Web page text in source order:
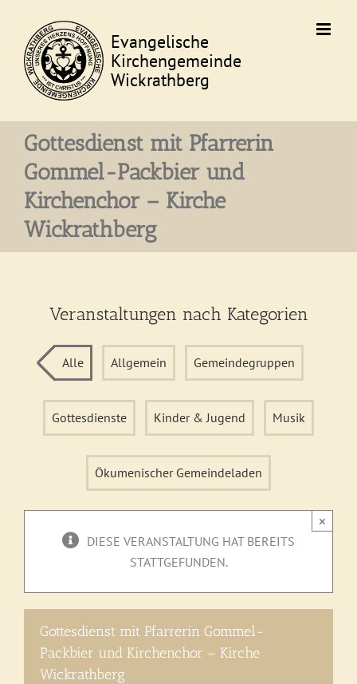
content
Gottesdienst mit Pfarrerin
Gommel-Packbier und
Kirchenchor – Kirche
Wickrathberg
Veranstaltungen nach Kategorien
Alle Allgemein Gemeindegruppen
Gottesdienste Kinder & Jugend Musik
Ökumenischer Gemeindeladen
×
DIESE VERANSTALTUNG HAT BEREITS
STATTGEFUNDEN.
Gottesdienst mit Pfarrerin Gommel-
Packbier und Kirchenchor – Kirche
Wickrathberg